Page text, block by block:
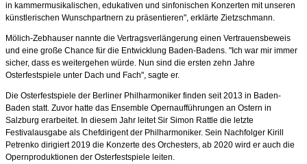
in kammermusikalischen, edukativen und sinfonischen Konzerten mit unseren
künstlerischen Wunschpartnern zu präsentieren", erklärte Zietzschmann.
Mölich-Zebhauser nannte die Vertragsverlängerung einen Vertrauensbeweis
und eine große Chance für die Entwicklung Baden-Badens. "Ich war mir immer
sicher, dass es weitergehen würde. Nun sind die ersten zehn Jahre
Osterfestspiele unter Dach und Fach", sagte er.
Die Osterfestspiele der Berliner Philharmoniker finden seit 2013 in Baden-
Baden statt. Zuvor hatte das Ensemble Opernaufführungen an Ostern in
Salzburg erarbeitet. In diesem Jahr leitet Sir Simon Rattle die letzte
Festivalausgabe als Chefdirigent der Philharmoniker. Sein Nachfolger Kirill
Petrenko dirigiert 2019 die Konzerte des Orchesters, ab 2020 wird er auch die
Opernproduktionen der Osterfestspiele leiten.